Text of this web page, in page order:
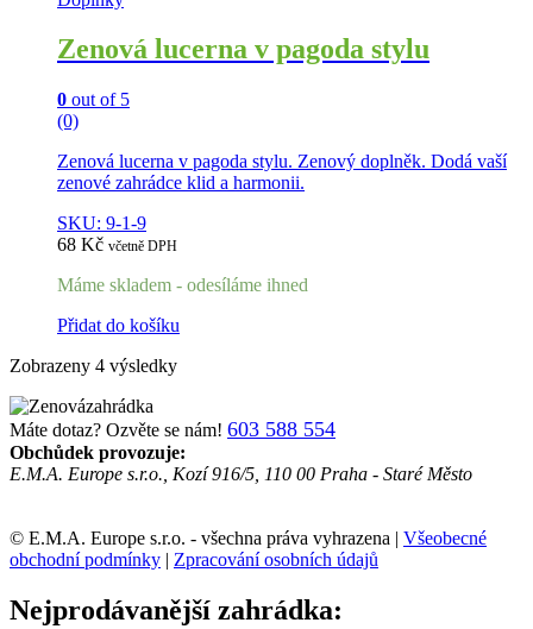
Zenová lucerna v pagoda stylu
0 out of 5
(0)
Zenová lucerna v pagoda stylu. Zenový doplněk. Dodá vaší
zenové zahrádce klid a harmonii.
SKU: 9-1-9
68 Kč včetně DPH
Máme skladem - odesíláme ihned
Přidat do košíku
Zobrazeny 4 výsledky
Máte dotaz? Ozvěte se nám! 603 588 554
Obchůdek provozuje:
E.M.A. Europe s.r.o., Kozí 916/5, 110 00 Praha - Staré Město
© E.M.A. Europe s.r.o. - všechna práva vyhrazena | Všeobecné
obchodní podmínky | Zpracování osobních údajů
Nejprodávanější zahrádka: